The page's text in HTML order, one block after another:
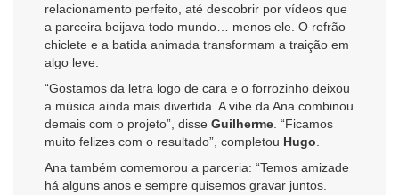
relacionamento perfeito, até descobrir por vídeos que
a parceira beijava todo mundo… menos ele. O refrão
chiclete e a batida animada transformam a traição em
algo leve.
“Gostamos da letra logo de cara e o forrozinho deixou
a música ainda mais divertida. A vibe da Ana combinou
demais com o projeto”, disse Guilherme . “Ficamos
muito felizes com o resultado”, completou Hugo
Ana também comemorou a parceria: “Temos amizade
há alguns anos e sempre quisemos gravar juntos.